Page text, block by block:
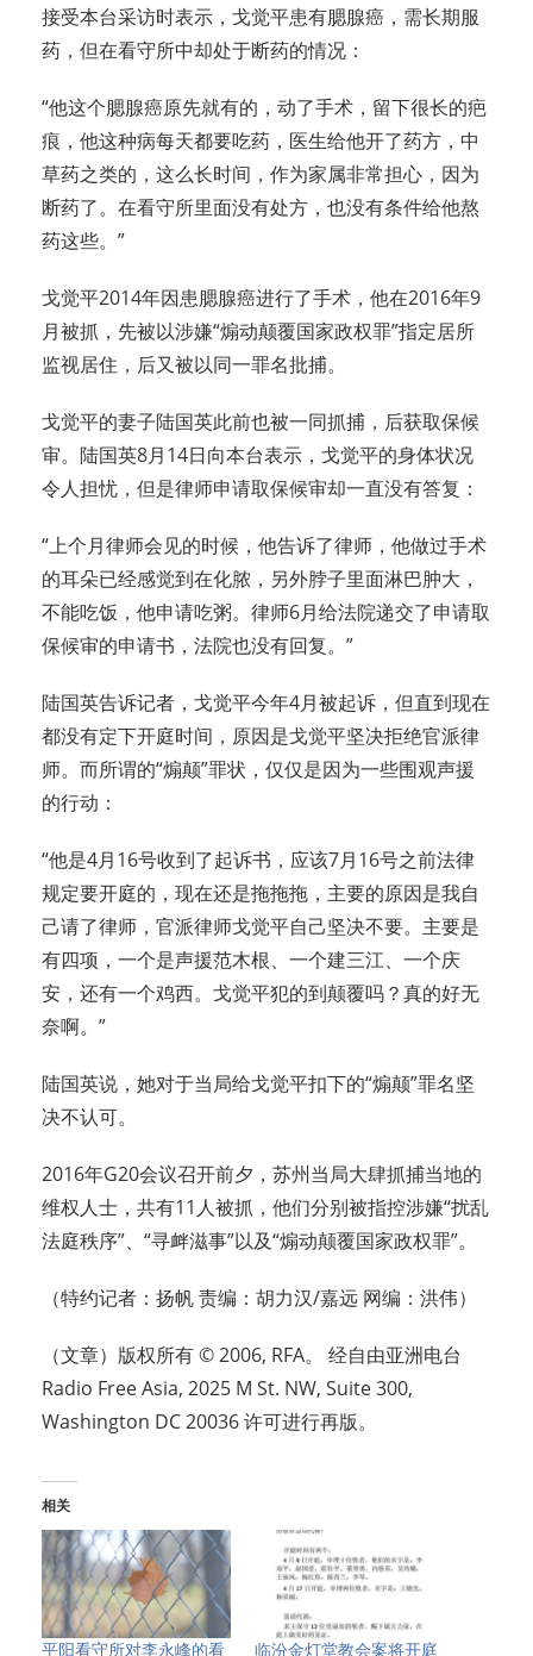
接受本台采访时表示，戈觉平患有腮腺癌，需长期服
药，但在看守所中却处于断药的情况：
“他这个腮腺癌原先就有的，动了手术，留下很长的疤
痕，他这种病每天都要吃药，医生给他开了药方，中
草药之类的，这么长时间，作为家属非常担心，因为
断药了。在看守所里面没有处方，也没有条件给他熬
药这些。”
戈觉平2014年因患腮腺癌进行了手术，他在2016年9
月被抓，先被以涉嫌“煽动颠覆国家政权罪”指定居所
监视居住，后又被以同一罪名批捕。
戈觉平的妻子陆国英此前也被一同抓捕，后获取保候
审。陆国英8月14日向本台表示，戈觉平的身体状况
令人担忧，但是律师申请取保候审却一直没有答复：
“上个月律师会见的时候，他告诉了律师，他做过手术
的耳朵已经感觉到在化脓，另外脖子里面淋巴肿大，
不能吃饭，他申请吃粥。律师6月给法院递交了申请取
保候审的申请书，法院也没有回复。”
陆国英告诉记者，戈觉平今年4月被起诉，但直到现在
都没有定下开庭时间，原因是戈觉平坚决拒绝官派律
师。而所谓的“煽颠”罪状，仅仅是因为一些围观声援
的行动：
“他是4月16号收到了起诉书，应该7月16号之前法律
规定要开庭的，现在还是拖拖拖，主要的原因是我自
己请了律师，官派律师戈觉平自己坚决不要。主要是
有四项，一个是声援范木根、一个建三江、一个庆
安，还有一个鸡西。戈觉平犯的到颠覆吗？真的好无
奈啊。”
陆国英说，她对于当局给戈觉平扣下的“煽颠”罪名坚
决不认可。
2016年G20会议召开前夕，苏州当局大肆抓捕当地的
维权人士，共有11人被抓，他们分别被指控涉嫌“扰乱
法庭秩序”、“寻衅滋事”以及“煽动颠覆国家政权罪”。
（特约记者：扬帆 责编：胡力汉/嘉远 网编：洪伟）
（文章）版权所有 © 2006, RFA。 经自由亚洲电台
Radio Free Asia, 2025 M St. NW, Suite 300,
Washington DC 20036 许可进行再版。
相关
平阳看守所对李永峰的看 临汾金灯堂教会案将开庭